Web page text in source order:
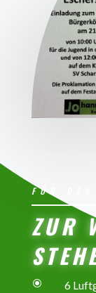
FÜR DEN
ZUR
\
6